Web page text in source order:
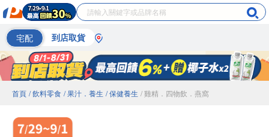
宅配 到店取貨
首頁 / 飲料零食 / 果汁．養生 / 保健養生 / 雞精．四物飲．燕窩